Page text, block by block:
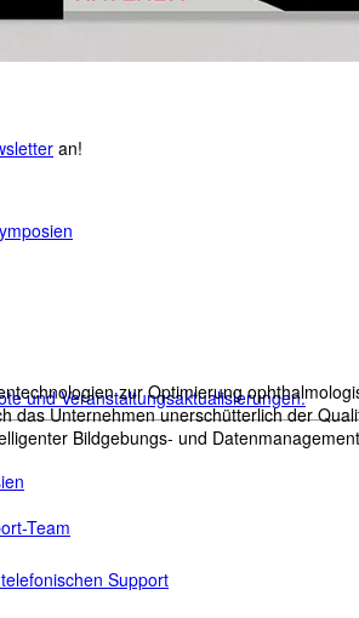
und Veranstaltungsaktualisierungen.
Team
Support
an!
zur Optimierung
das Unternehmen unerschütterlich der
Bildgebungs- und